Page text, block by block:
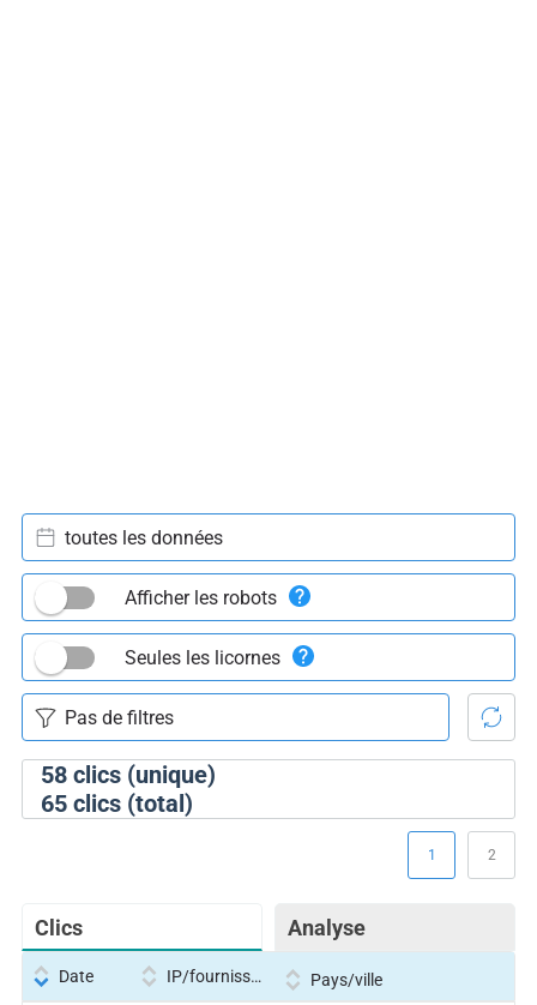
58clics (unique)
65clics (total)
toutes les données
Afficher les robots
Seules les licornes
Clics Analyse
1 2
Date IP/fournisseur Pays/ville